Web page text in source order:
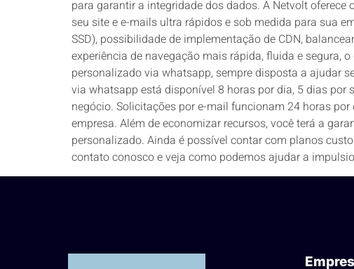
para garantir a integridade dos dados. A Netvolt
seu site e e-mails ultra rápidos e sob medida para sua
SSD), possibilidade de implementação de CDN,
experiência de navegação mais rápida, fluida e segura,
personalizado via whatsapp, sempre disposta a ajudar
via whatsapp está disponível 8 horas por dia, 5 dias
negócio. Solicitações por e-mail funcionam 24 horas
empresa. Além de economizar recursos, você terá a
personalizado. Ainda é possível contar com planos
contato conosco e veja como podemos ajudar a